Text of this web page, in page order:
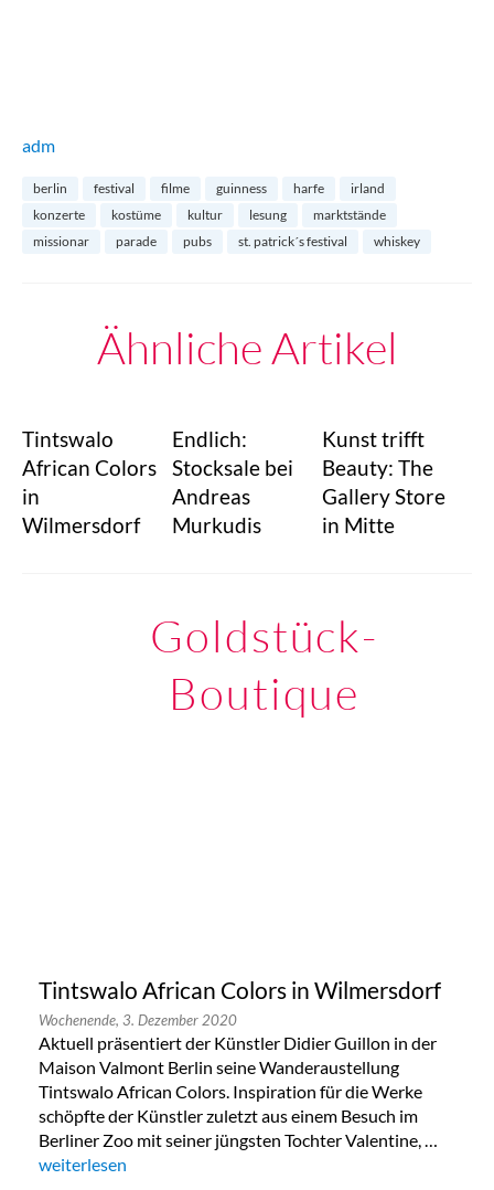
adm
berlin festival filme guinness harfe
irland
konzerte
kostüme kultur lesung
marktstände
missionar
parade pubs st. patrick´s festival whiskey
Ähnliche Artikel
Tintswalo
African Colors
in
Wilmersdorf
Endlich:
Stocksale bei
Andreas
Murkudis
Kunst trifft
Beauty: The
Gallery Store
in Mitte
Goldstück-
Boutique
Tintswalo African Colors in Wilmersdorf
Wochenende, 3. Dezember 2020
Aktuell präsentiert der Künstler Didier Guillon in der
Maison Valmont Berlin seine Wanderaustellung
Tintswalo African Colors. Inspiration für die Werke
schöpfte der Künstler zuletzt aus einem Besuch im
Berliner Zoo mit seiner jüngsten Tochter Valentine, …
„Tintswalo African Colors in Wilmersdorf“
weiterlesen